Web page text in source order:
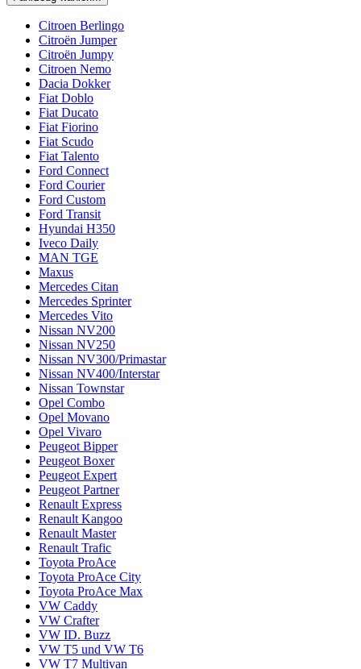
Citroen Berlingo
Citroën Jumper
Citroën Jumpy
Citroen Nemo
Dacia Dokker
Fiat Doblo
Fiat Ducato
Fiat Fiorino
Fiat Scudo
Fiat Talento
Ford Connect
Ford Courier
Ford Custom
Ford Transit
Hyundai H350
Iveco Daily
MAN TGE
Maxus
Mercedes Citan
Mercedes Sprinter
Mercedes Vito
Nissan NV200
Nissan NV250
Nissan NV300/Primastar
Nissan NV400/Interstar
Nissan Townstar
Opel Combo
Opel Movano
Opel Vivaro
Peugeot Bipper
Peugeot Boxer
Peugeot Expert
Peugeot Partner
Renault Express
Renault Kangoo
Renault Master
Renault Trafic
Toyota ProAce
Toyota ProAce City
Toyota ProAce Max
VW Caddy
VW Crafter
VW ID. Buzz
VW T5 und VW T6
VW T7 Multivan